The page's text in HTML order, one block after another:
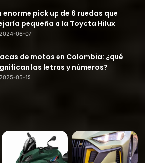
enorme pick up de 6 ruedas que
pequeña a la Toyota Hilux
2024-06-07
de motos en Colombia: ¿qué
las letras y números?
2025-05-15